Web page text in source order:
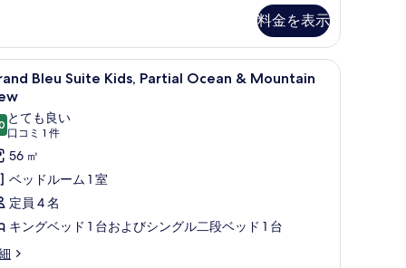
料金を表示
用作業スペース| 高級寝具、セーフティボックス (室内)、デスク、ノートパソコン
Grand Bleu Suite Kids, Partial Ocean &
4
Bleu Suite Kids, Partial Ocean & Mountain
点中 8.0
とても良い
口コミ 1 件
(口
コ
ミ
1
件)
56 ㎡
ベッドルーム 1 室
定員 4 名
キングベッド 1 台およびシングル二段ベッド 1 台